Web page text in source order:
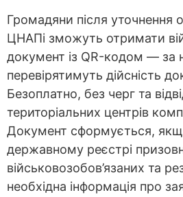
Громадяни після уточнення
ЦНАПі зможуть отримати
документ із QR-кодом — за
перевірятимуть дійсність
Безоплатно, без черг та
територіальних центрів
Документ сформується,
державному реєстрі
військовозобов’язаних та
необхідна інформація про